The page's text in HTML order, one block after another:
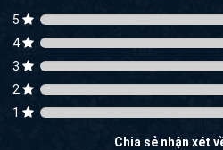
5
4
3
2
1
Chia sẻ nhận xét